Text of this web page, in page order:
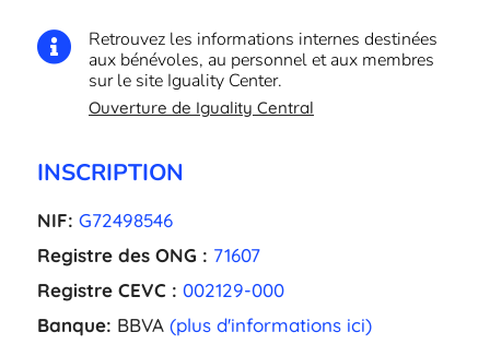

Retrouvez les informations internes destinées
aux bénévoles, au personnel et aux membres
sur le site Iguality Center.
Ouverture de Iguality Central
INSCRIPTION
NIF: G72498546
Registre des ONG : 71607
Registre CEVC : 002129-000
Banque: BBVA (plus d'informations ici)